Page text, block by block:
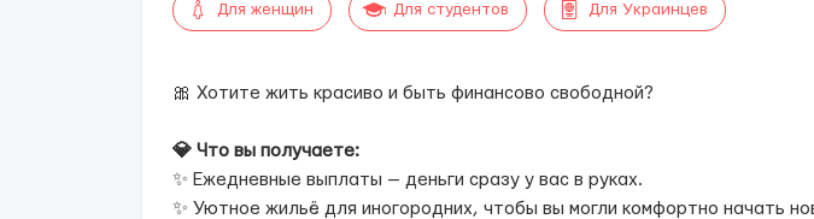
Для женщин Для студентов Для Украинцев
🎀 Хотите жить красиво и быть финансово свободной?
💎 Что вы получаете:
✨ Ежедневные выплаты — деньги сразу у вас в руках.
✨ Уютное жильё для иногородних, чтобы вы могли комфортно начать